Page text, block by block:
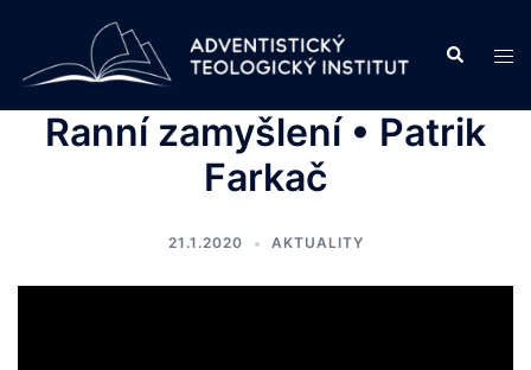
content
Search
Ranní zamyšlení • Patrik
Farkač
21.1.2020 AKTUALITY